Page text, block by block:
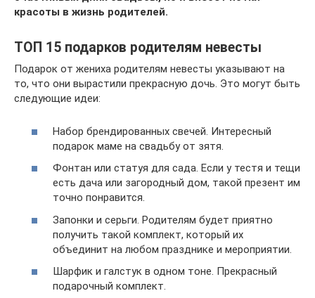
красоты в жизнь родителей.
ТОП 15 подарков родителям невесты
Подарок от жениха родителям невесты указывают на
то, что они вырастили прекрасную дочь. Это могут быть
следующие идеи:
Набор брендированных свечей. Интересный
подарок маме на свадьбу от зятя.
Фонтан или статуя для сада. Если у тестя и тещи
есть дача или загородный дом, такой презент им
точно понравится.
Запонки и серьги. Родителям будет приятно
получить такой комплект, который их
объединит на любом празднике и мероприятии.
Шарфик и галстук в одном тоне. Прекрасный
подарочный комплект.